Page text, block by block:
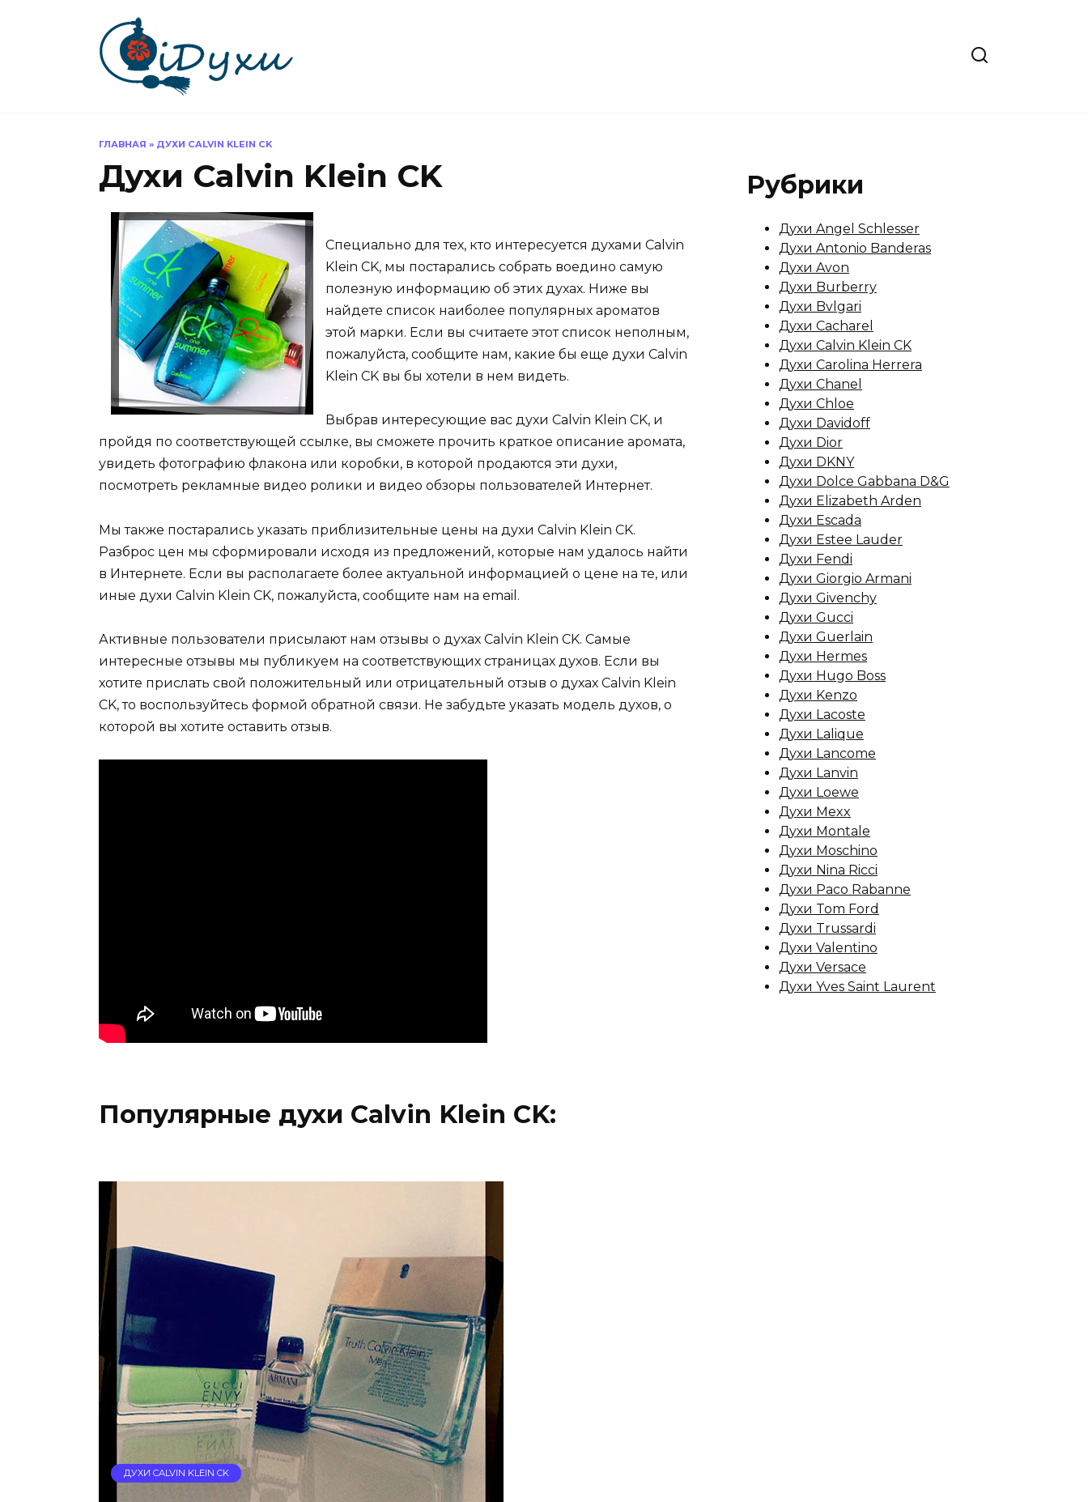
ГЛАВНАЯ » ДУХИ CALVIN KLEIN CK
Духи Calvin Klein CK
Специально для тех, кто интересуется духами Calvin
Klein CK, мы постарались собрать воедино самую
полезную информацию об этих духах. Ниже вы
найдете список наиболее популярных ароматов
этой марки. Если вы считаете этот список неполным,
пожалуйста, сообщите нам, какие бы еще духи Calvin
Klein CK вы бы хотели в нем видеть.
Выбрав интересующие вас духи Calvin Klein CK, и
пройдя по соответствующей ссылке, вы сможете прочить краткое описание аромата,
увидеть фотографию флакона или коробки, в которой продаются эти духи,
посмотреть рекламные видео ролики и видео обзоры пользователей Интернет.
Мы также постарались указать приблизительные цены на духи Calvin Klein CK.
Разброс цен мы сформировали исходя из предложений, которые нам удалось найти
в Интернете. Если вы располагаете более актуальной информацией о цене на те, или
иные духи Calvin Klein CK, пожалуйста, сообщите нам на email.
Активные пользователи присылают нам отзывы о духах Calvin Klein CK. Самые
интересные отзывы мы публикуем на соответствующих страницах духов. Если вы
хотите прислать свой положительный или отрицательный отзыв о духах Calvin Klein
CK, то воспользуйтесь формой обратной связи. Не забудьте указать модель духов, о
которой вы хотите оставить отзыв.
Популярные духи Calvin Klein CK:
ДУХИ CALVIN KLEIN CK
Рубрики
Духи Angel Schlesser
Духи Antonio Banderas
Духи Avon
Духи Burberry
Духи Bvlgari
Духи Cacharel
Духи Calvin Klein CK
Духи Carolina Herrera
Духи Chanel
Духи Chloe
Духи Davidoff
Духи Dior
Духи DKNY
Духи Dolce Gabbana D&G
Духи Elizabeth Arden
Духи Escada
Духи Estee Lauder
Духи Fendi
Духи Giorgio Armani
Духи Givenchy
Духи Gucci
Духи Guerlain
Духи Hermes
Духи Hugo Boss
Духи Kenzo
Духи Lacoste
Духи Lalique
Духи Lancome
Духи Lanvin
Духи Loewe
Духи Mexx
Духи Montale
Духи Moschino
Духи Nina Ricci
Духи Paco Rabanne
Духи Tom Ford
Духи Trussardi
Духи Valentino
Духи Versace
Духи Yves Saint Laurent